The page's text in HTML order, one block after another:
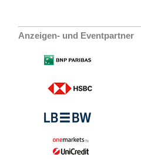
Anzeigen- und Eventpartner